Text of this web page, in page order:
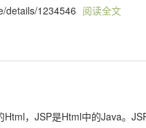
details/1234546 阅读全文
，JSP是Html中的Java。